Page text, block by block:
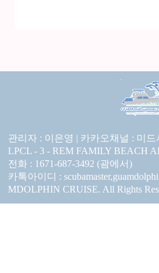
관리자 : 이은영 | 카카오채널 : 미드
LPCL - 3 - REM FAMILY BEACH
전화 : 1671-687-3492 (괌에서)
카톡아이디 :
MDOLPHIN CRUISE. All Rights